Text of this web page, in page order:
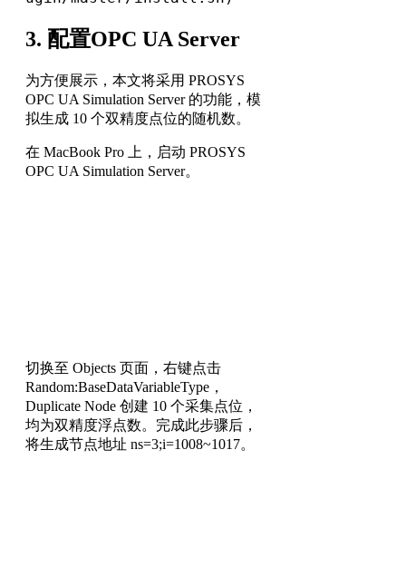
3. 配置OPC UA Server
为方便展示，本文将采用 PROSYS
OPC UA Simulation Server 的功能，模
拟生成 10 个双精度点位的随机数。
在 MacBook Pro 上，启动 PROSYS
OPC UA Simulation Server。
切换至 Objects 页面，右键点击
Random:BaseDataVariableType，
Duplicate Node 创建 10 个采集点位，
均为双精度浮点数。完成此步骤后，
将生成节点地址 ns=3;i=1008~1017。